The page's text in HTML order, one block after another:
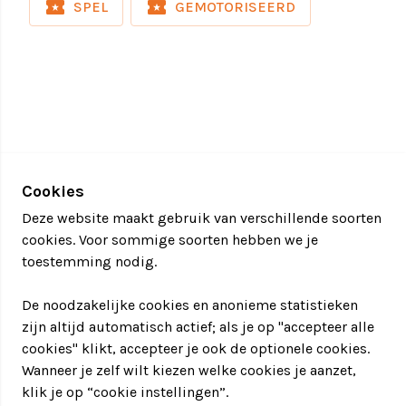
Geschikt voor iedere groep
doen. Iedereen kan instappen en direct deelnemen
aan de verschillende spelvormen
Combineerbaar met horeca en vergaderen
borrel of vergadering. Zo ontstaat een compleet
verzorgde dag op één locatie.
local_activity SPEL local_activity GEMOTORISEERD
Cookies
Deze website maakt gebruik van verschillende soorten
cookies. Voor sommige soorten hebben we je
toestemming nodig.
De noodzakelijke cookies en anonieme statistieken
zijn altijd automatisch actief; als je op "accepteer alle
cookies" klikt, accepteer je ook de optionele cookies.
Wanneer je zelf wilt kiezen welke cookies je aanzet,
klik je op “cookie instellingen”.